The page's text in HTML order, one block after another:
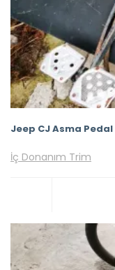
Jeep CJ Asma
İç Donanım Trim